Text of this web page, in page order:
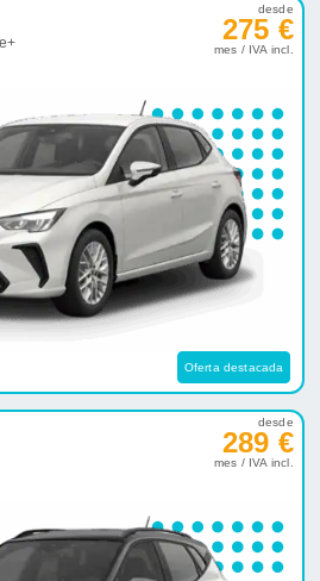
desde
275 €
mes / IVA incl.
Oferta destacada
desde
289 €
mes / IVA incl.